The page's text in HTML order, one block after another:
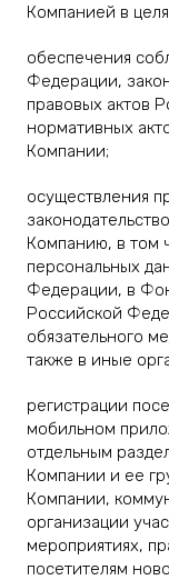
Компанией в
обеспечения
Федерации,
правовых актов
нормативных
Компании;
осуществления
Компанию, в том
персональных
Федерации, в
Российской
обязательного
также в иные
регистрации
мобильном
отдельным
Компании и ее
Компании,
организации
мероприятиях,
посетителям